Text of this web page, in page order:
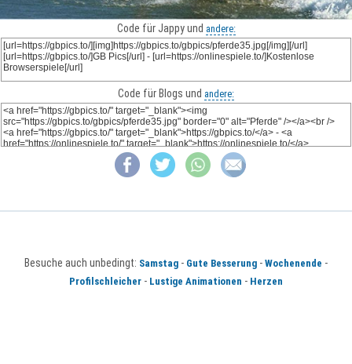
Code für Jappy und andere:
Code für Blogs und andere:
Besuche auch unbedingt: Samstag - Gute Besserung - Wochenende -
Profilschleicher - Lustige Animationen - Herzen